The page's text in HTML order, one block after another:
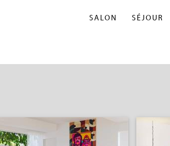
SALON SÉJOUR